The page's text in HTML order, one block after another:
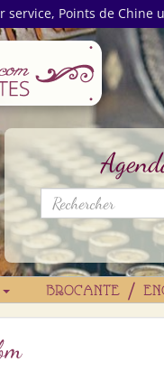
Points de
BROCANTE /